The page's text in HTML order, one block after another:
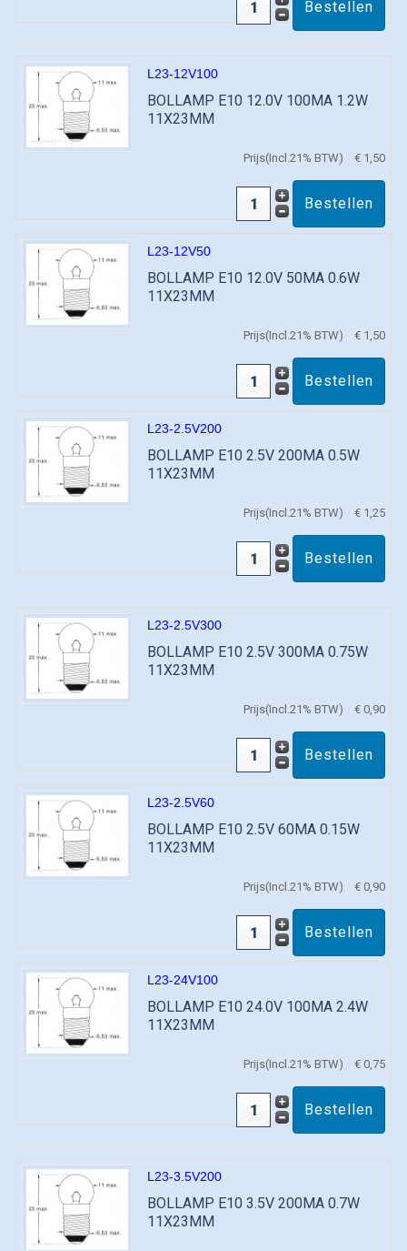
L23-12V100
BOLLAMP E10 12.0V 100MA 1.2W
11X23MM
Prijs(Incl.21% BTW) € 1,50
L23-12V50
BOLLAMP E10 12.0V 50MA 0.6W
11X23MM
Prijs(Incl.21% BTW) € 1,50
L23-2.5V200
BOLLAMP E10 2.5V 200MA 0.5W
11X23MM
Prijs(Incl.21% BTW) € 1,25
L23-2.5V300
BOLLAMP E10 2.5V 300MA 0.75W
11X23MM
Prijs(Incl.21% BTW) € 0,90
L23-2.5V60
BOLLAMP E10 2.5V 60MA 0.15W
11X23MM
Prijs(Incl.21% BTW) € 0,90
L23-24V100
BOLLAMP E10 24.0V 100MA 2.4W
11X23MM
Prijs(Incl.21% BTW) € 0,75
L23-3.5V200
BOLLAMP E10 3.5V 200MA 0.7W
11X23MM